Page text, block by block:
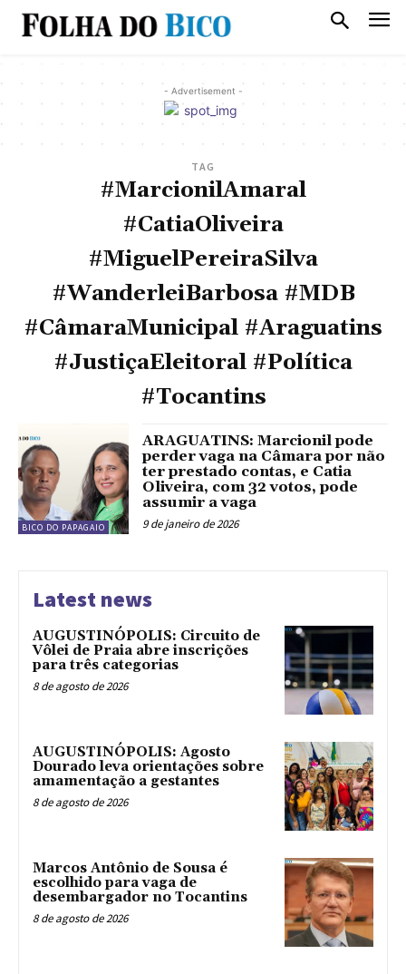
- Advertisement -
TAG
#MarcionilAmaral
#CatiaOliveira
#MiguelPereiraSilva
#WanderleiBarbosa #MDB
#CâmaraMunicipal #Araguatins
#JustiçaEleitoral #Política
#Tocantins
BICO DO PAPAGAIO
ARAGUATINS: Marcionil pode
perder vaga na Câmara por não
ter prestado contas, e Catia
Oliveira, com 32 votos, pode
assumir a vaga
9 de janeiro de 2026
Latest news
AUGUSTINÓPOLIS: Circuito de
Vôlei de Praia abre inscrições
para três categorias
8 de agosto de 2026
AUGUSTINÓPOLIS: Agosto
Dourado leva orientações sobre
amamentação a gestantes
8 de agosto de 2026
Marcos Antônio de Sousa é
escolhido para vaga de
desembargador no Tocantins
8 de agosto de 2026